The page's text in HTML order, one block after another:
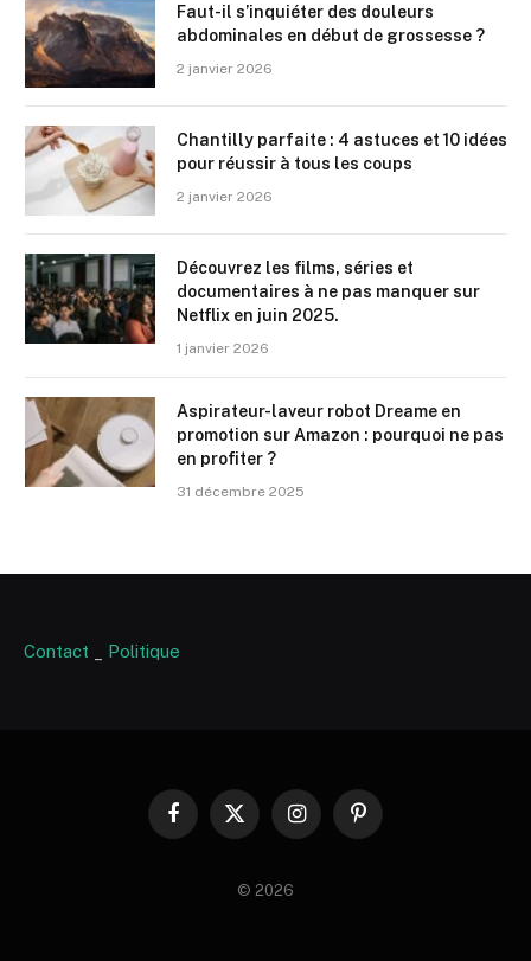
Faut-il s’inquiéter des douleurs
abdominales en début de grossesse ?
2 janvier 2026
Chantilly parfaite : 4 astuces et 10 idées
pour réussir à tous les coups
2 janvier 2026
Découvrez les films, séries et
documentaires à ne pas manquer sur
Netflix en juin 2025.
1 janvier 2026
Aspirateur-laveur robot Dreame en
promotion sur Amazon : pourquoi ne pas
en profiter ?
31 décembre 2025
Contact Politique
Facebook
X
InstagramPinterest
© 2026